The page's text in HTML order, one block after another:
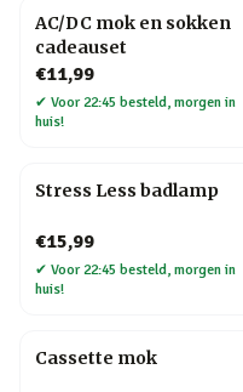
AC/DC mok en sokken
cadeauset
€11,99
✔ Voor 22:45 besteld, morgen in
huis!
Stress Less badlamp
€15,99
✔ Voor 22:45 besteld, morgen in
huis!
Cassette mok